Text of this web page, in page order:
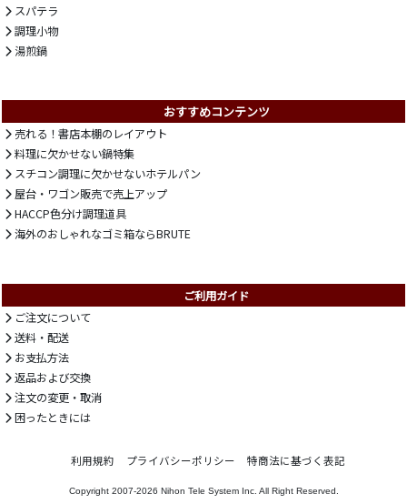
スパテラ
調理小物
湯煎鍋
おすすめコンテンツ
売れる！書店本棚のレイアウト
料理に欠かせない鍋特集
スチコン調理に欠かせないホテルパン
屋台・ワゴン販売で売上アップ
HACCP色分け調理道具
海外のおしゃれなゴミ箱ならBRUTE
ご利用ガイド
ご注文について
送料・配送
お支払方法
返品および交換
注文の変更・取消
困ったときには
利用規約 プライバシーポリシー 特商法に基づく表記
Copyright 2007-2026 Nihon Tele System Inc. All Right Reserved.